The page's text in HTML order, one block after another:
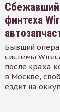
Сбежавший
финтеха
Бывший
системы
после краха
в Москве,
ездит на